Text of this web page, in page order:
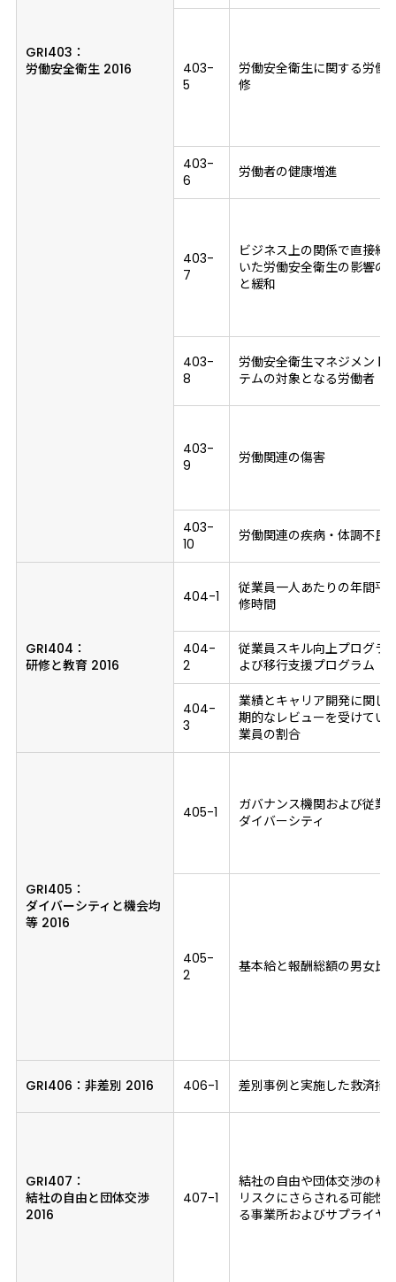
GRI403：
労働安全衛生 2016
403-
5
労働安全衛生に関する労働
修
403-
6
労働者の健康増進
403-
7
ビジネス上の関係で直接結
いた労働安全衛生の影響の
と緩和
403-
8
労働安全衛生マネジメント
テムの対象となる労働者
403-
9
労働関連の傷害
403-
10
労働関連の疾病・体調不良
GRI404：
研修と教育 2016
404-1
従業員一人あたりの年間平
修時間
404-
2
従業員スキル向上プログラ
よび移行支援プログラム
404-
3
業績とキャリア開発に関し
期的なレビューを受けてい
業員の割合
GRI405：
ダイバーシティと機会均
等 2016
405-1
ガバナンス機関および従業
ダイバーシティ
405-
2
基本給と報酬総額の男女比
GRI406： 非差別 2016 406-1 差別事例と実施した救済措
GRI407：
結社の自由と団体交渉
2016
407-1
結社の自由や団体交渉の権
リスクにさらされる可能性
る事業所およびサプライヤ